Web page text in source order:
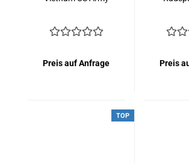
Preis auf Anfrage Preis
TOP